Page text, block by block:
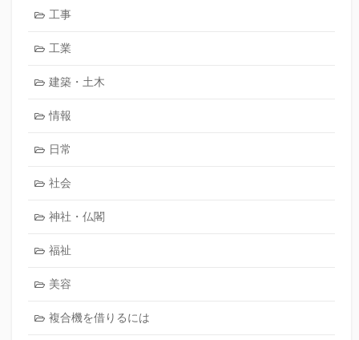
工事
工業
建築・土木
情報
日常
社会
神社・仏閣
福祉
美容
複合機を借りるには